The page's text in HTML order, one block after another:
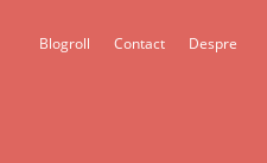
Blogroll Contact Despre